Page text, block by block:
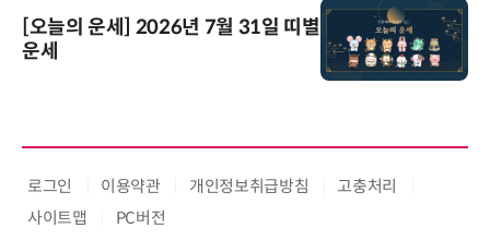
[오늘의 운세] 2026년 7월 31일 띠별
운세
로그인 이용약관 개인정보취급방침
고충처리
사이트맵
PC버전